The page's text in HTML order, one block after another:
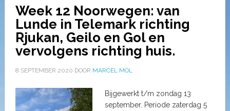
Week 12 Noorwegen: van
Lunde in Telemark richting
Rjukan, Geilo en Gol en
vervolgens richting huis.
8 SEPTEMBER 2020 DOOR MARCEL MOL
Bijgewerkt t/m zondag 13
september. Periode zaterdag 5